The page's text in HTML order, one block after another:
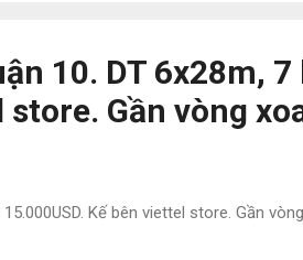
10. DT 6x28m, 7
Gần vòng
Kế bên viettel store. Gần